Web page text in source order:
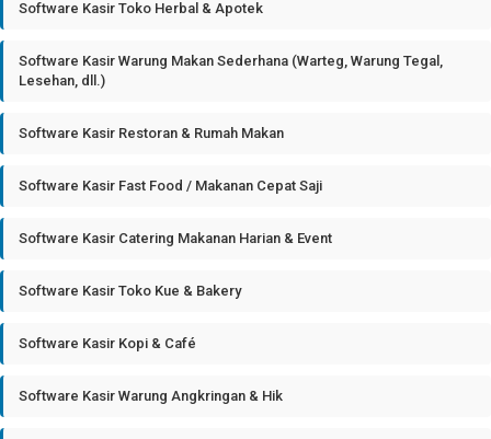
Software Kasir Toko Herbal & Apotek
Software Kasir Warung Makan Sederhana (Warteg, Warung Tegal,
Lesehan, dll.)
Software Kasir Restoran & Rumah Makan
Software Kasir Fast Food / Makanan Cepat Saji
Software Kasir Catering Makanan Harian & Event
Software Kasir Toko Kue & Bakery
Software Kasir Kopi & Café
Software Kasir Warung Angkringan & Hik